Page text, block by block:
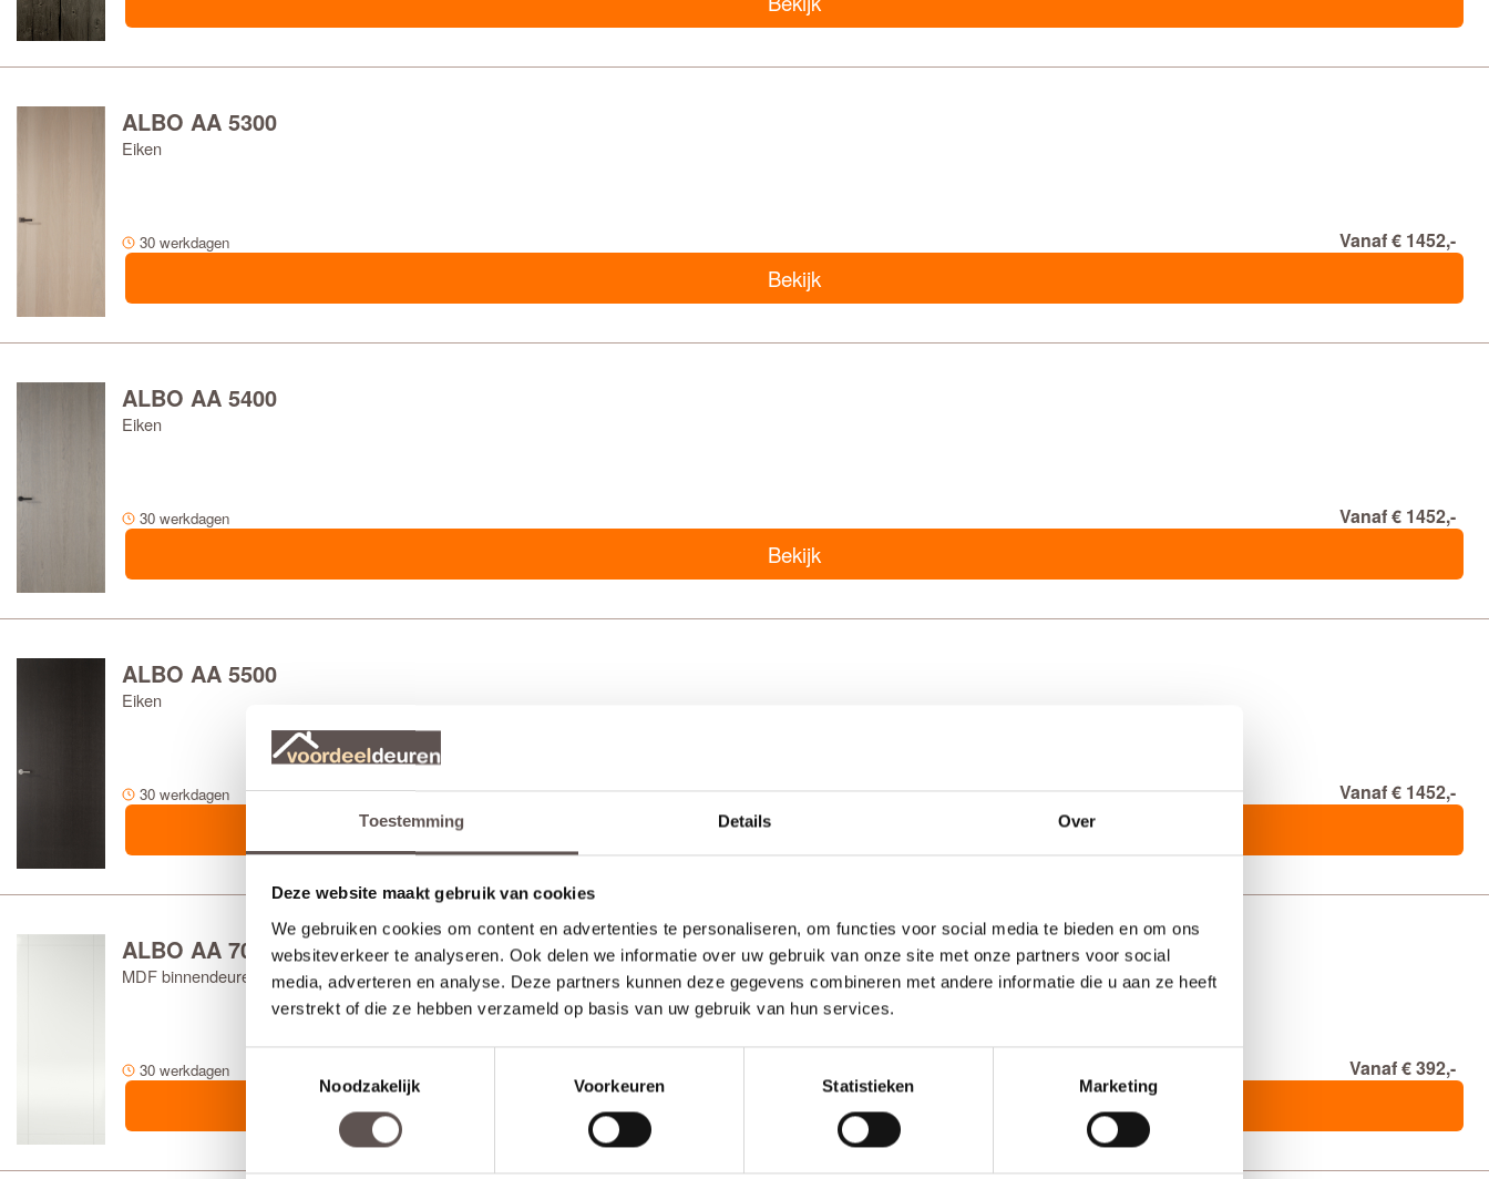
Toestemming Details Over
Deze website maakt gebruik van cookies
We gebruiken cookies om content en advertenties te personaliseren, om functies voor social media te bieden en om ons
websiteverkeer te analyseren. Ook delen we informatie over uw gebruik van onze site met onze partners voor social
media, adverteren en analyse. Deze partners kunnen deze gegevens combineren met andere informatie die u aan ze heeft
verstrekt of die ze hebben verzameld op basis van uw gebruik van hun services.
Noodzakelijk
Voorkeuren Statistieken Marketing
SOORT GLAS
ALBO AA 5300
Eiken
30 werkdagen Vanaf € 1452,-
Bekijk
ALBO AA 5400
Eiken
30 werkdagen Vanaf € 1452,-
Bekijk
ALBO AA 5500
Eiken
30 werkdagen Vanaf € 1452,-
Bekijk
ALBO AA 7000
MDF binnendeuren
30 werkdagen Vanaf € 392,-